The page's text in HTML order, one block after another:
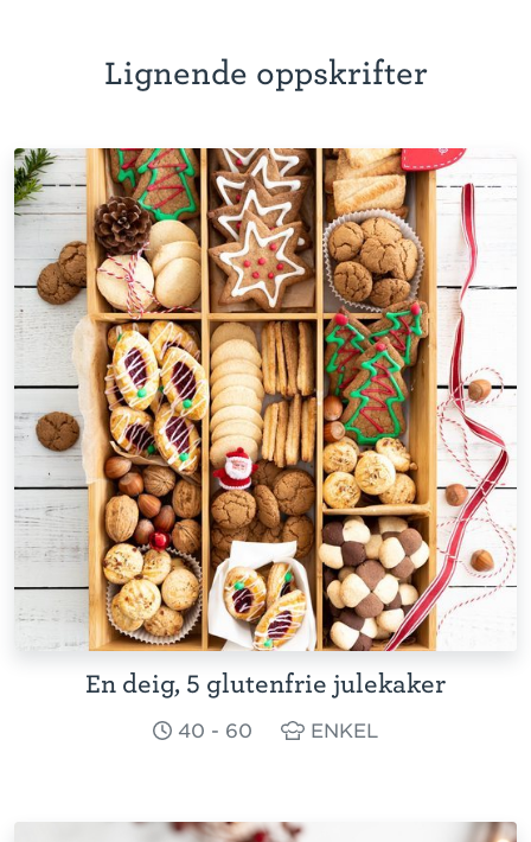
Lignende oppskrifter
En deig, 5 glutenfrie julekaker
40 - 60 ENKEL